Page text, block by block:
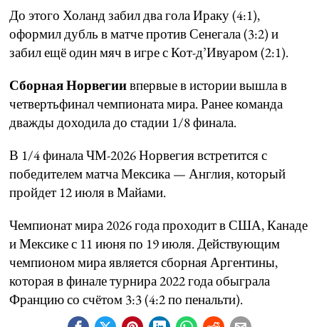
До этого Холанд забил два гола Ираку (4:1),
оформил дубль в матче против Сенегала (3:2) и
забил ещё один мяч в игре с Кот-д’Ивуаром (2:1).
Сборная Норвегиивпервые в истории вышла в
четвертьфинал чемпионата мира. Ранее команда
дважды доходила до стадии 1/8 финала.
В 1/4 финала ЧМ-2026 Норвегия встретится с
победителем матча Мексика — Англия, который
пройдет 12 июля в Майами.
Чемпионат мира 2026 года проходит в США, Канаде
и Мексике с 11 июня по 19 июля. Действующим
чемпионом мира является сборная Аргентины,
которая в финале турнира 2022 года обыграла
Францию со счётом 3:3 (4:2 по пенальти).